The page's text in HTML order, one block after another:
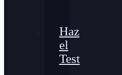
Haz
el
Test